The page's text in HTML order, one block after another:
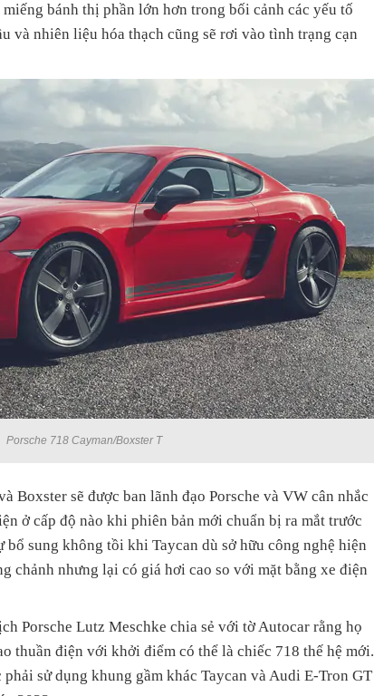
bánh thị phần lớn hơn trong bối cảnh các yếu tố
và nhiên liệu hóa thạch cũng sẽ rơi vào tình trạng cạn
Porsche 718 Cayman/Boxster T
Boxster sẽ được ban lãnh đạo Porsche và VW cân nhắc
ở cấp độ nào khi phiên bản mới chuẩn bị ra mắt trước
sung không tồi khi Taycan dù sở hữu công nghệ hiện
chảnh nhưng lại có giá hơi cao so với mặt bằng xe điện
Porsche Lutz Meschke chia sẻ với tờ Autocar rằng họ
thuần điện với khởi điểm có thể là chiếc 718 thế hệ mới.
sử dụng khung gầm khác Taycan và Audi E-Tron GT